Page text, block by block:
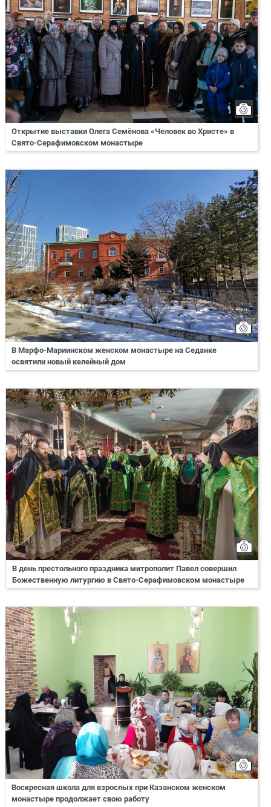
Открытие выставки Олега Семёнова «Человек во Христе» в
Свято-Серафимовском монастыре
В Марфо-Мариинском женском монастыре на Седанке
освятили новый келейный дом
В день престольного праздника митрополит Павел совершил
Божественную литургию в Свято-Серафимовском монастыре
Воскресная школа для взрослых при Казанском женском
монастыре продолжает свою работу